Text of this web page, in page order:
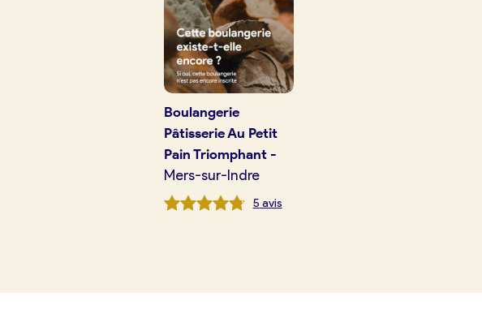
Je suis boulanger
Je découvre France Boulangerie
Mes tarifs
Mon comparatif gratuit
Offres d’emploi
Boulangerie
Pâtisserie Au Petit
Pain Triomphant-
Mers-sur-Indre
5 avis